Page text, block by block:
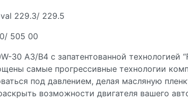
229.3/ 229.5
505 00
30 A3/B4 с запатентованной
самые прогрессивные технологии
под давлением, делая масляную
возможности двигателя вашего